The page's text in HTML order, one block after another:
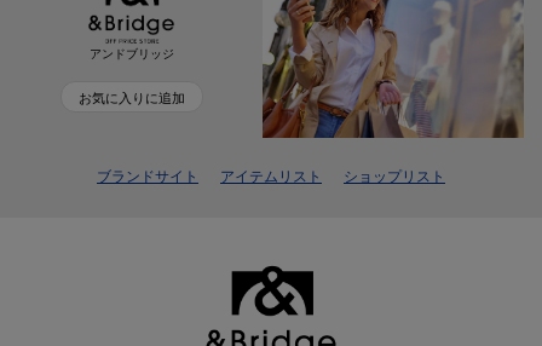
アンドブリッジ
お気に入りに追加
ブランドサイト アイテムリスト ショップリスト